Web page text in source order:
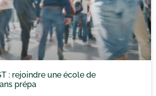
: rejoindre une école de
prépa